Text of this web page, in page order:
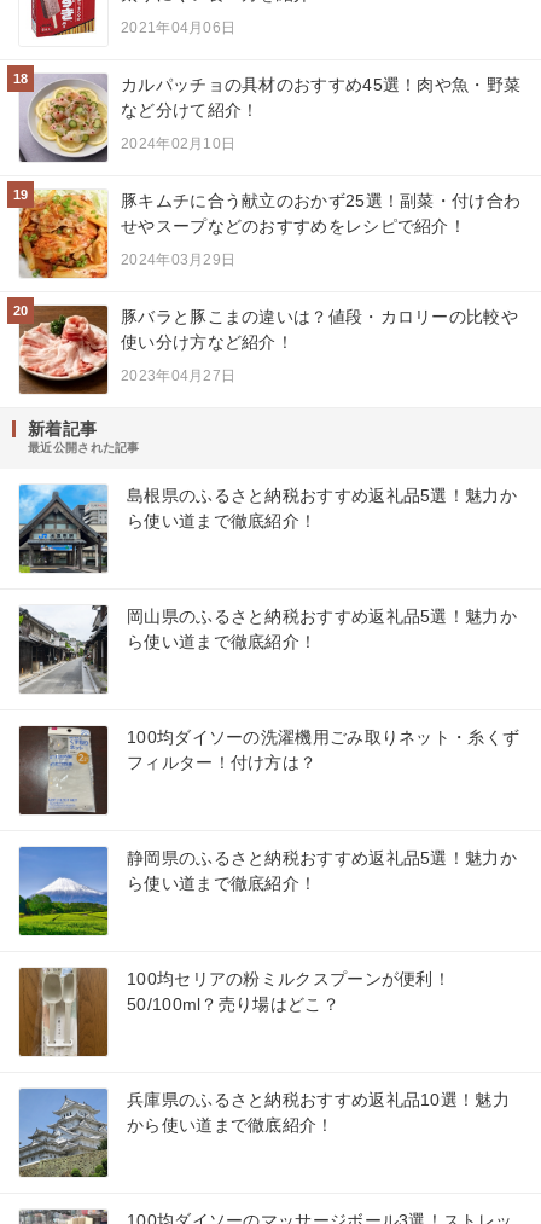
2021年04月06日
18
カルパッチョの具材のおすすめ45選！肉や魚・野菜
など分けて紹介！
2024年02月10日
19
豚キムチに合う献立のおかず25選！副菜・付け合わ
せやスープなどのおすすめをレシピで紹介！
2024年03月29日
20
豚バラと豚こまの違いは？値段・カロリーの比較や
使い分け方など紹介！
2023年04月27日
新着記事
最近公開された記事
島根県のふるさと納税おすすめ返礼品5選！魅力か
ら使い道まで徹底紹介！
岡山県のふるさと納税おすすめ返礼品5選！魅力か
ら使い道まで徹底紹介！
100均ダイソーの洗濯機用ごみ取りネット・糸くず
フィルター！付け方は？
静岡県のふるさと納税おすすめ返礼品5選！魅力か
ら使い道まで徹底紹介！
100均セリアの粉ミルクスプーンが便利！
50/100ml？売り場はどこ？
兵庫県のふるさと納税おすすめ返礼品10選！魅力
から使い道まで徹底紹介！
100均ダイソーのマッサージボール3選！ストレッ